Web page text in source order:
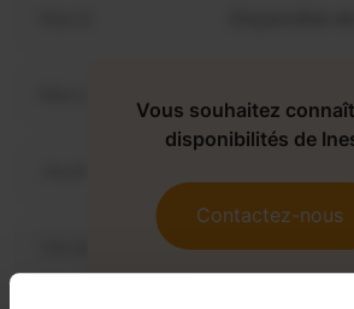
Disponible
Vous souhaitez
disponibilités de
Contactez-nous